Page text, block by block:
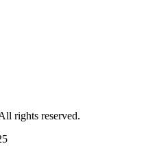
rights reserved.